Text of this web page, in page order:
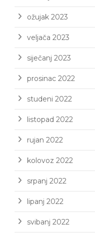
ožujak 2023
veljača 2023
siječanj 2023
prosinac 2022
studeni 2022
listopad 2022
rujan 2022
kolovoz 2022
srpanj 2022
lipanj 2022
svibanj 2022